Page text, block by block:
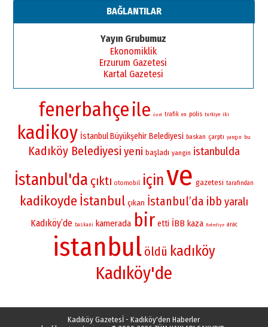
BAĞLANTILAR
Yayın Grubumuz
Ekonomiklik
Erzurum Gazetesi
Kartal Gazetesi
fenerbahçeile özel trafik en polis turkiye iki
kadikoy İstanbul Büyükşehir Belediyesi baskan çarptı yangın bu
Kadıköy Belediyesi yeni başladı yangin istanbulda
İstanbul'da çıktı otomobil içinve gazetesi tarafından
kadikoydeİstanbul çıkan İstanbul’da ibb yaralı
Kadıköy’de baskani kamerada bir etti İBB kaza Belediye arac
istanbul öldü kadıköy
Kadıköy'de
Kadıköy Gazetesİ - Kadıköy'den Haberler